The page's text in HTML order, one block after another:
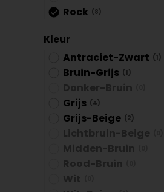
Rock (8)
Kleur
Antraciet-Zwart (1)
Bruin-Grijs (1)
Grijs (4)
Grijs-Beige (2)